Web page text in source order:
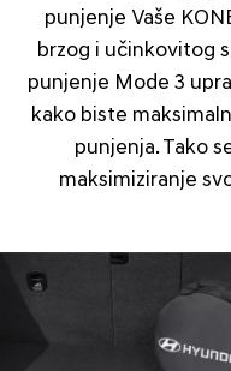
punjenje Vaše
brzog i učinkovitog
punjenje Mode 3
kako biste
punjenja. Tako
maksimiziranje